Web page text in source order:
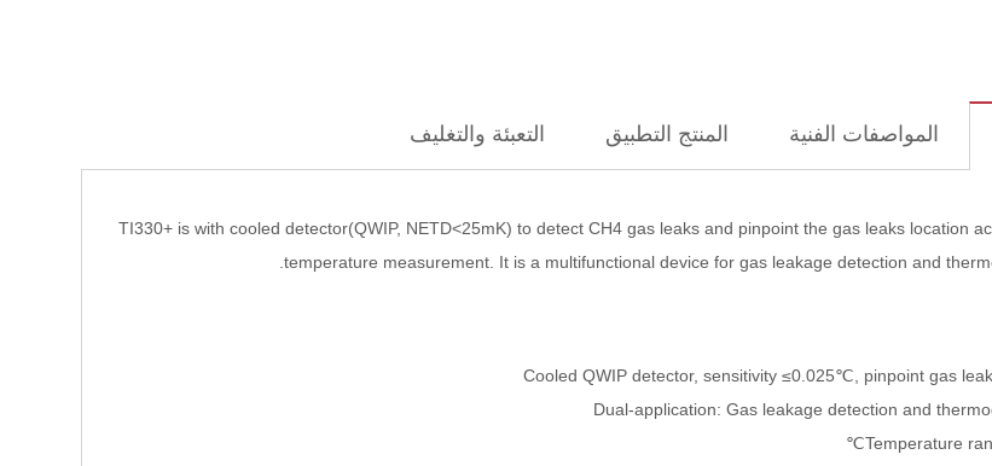
المواصفات الفنية المنتج التطبيق التعبئة والتغليف
TI330+ is with cooled detector(QWIP, NETD<25mK) to detect CH4 gas leaks and pinpoint the gas leaks location
temperature measurement. It is a multifunctional device for gas leakage detection and